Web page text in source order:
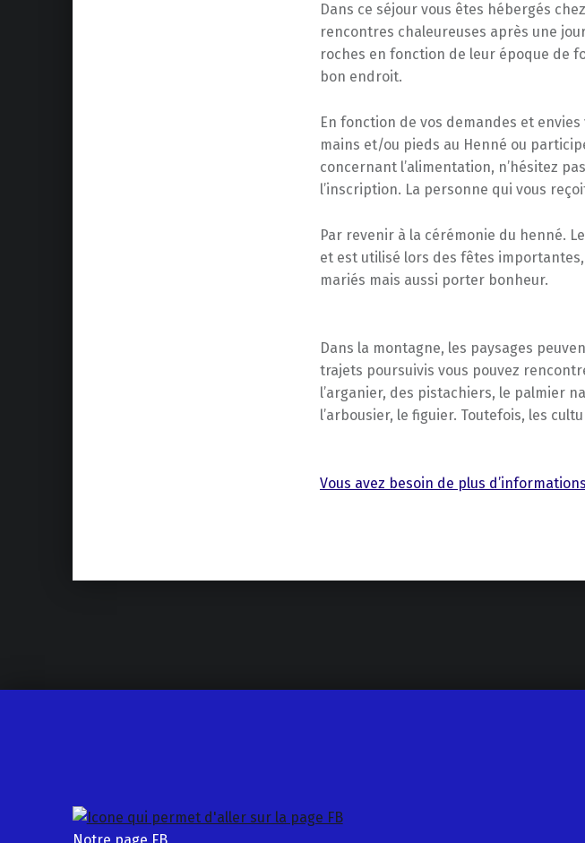
Dans ce séjour vous êtes hébergés
rencontres chaleureuses après une
roches en fonction de leur époque de
bon endroit.
En fonction de vos demandes et
mains et/ou pieds au Henné ou
concernant l’alimentation, n’hésitez
l’inscription. La personne qui vous
Par revenir à la cérémonie du henné.
et est utilisé lors des fêtes
mariés mais aussi porter bonheur.
Dans la montagne, les paysages
trajets poursuivis vous pouvez
l’arganier, des pistachiers, le palmier
l’arbousier, le figuier. Toutefois, les
Vous avez besoin de plus
Notre page FB